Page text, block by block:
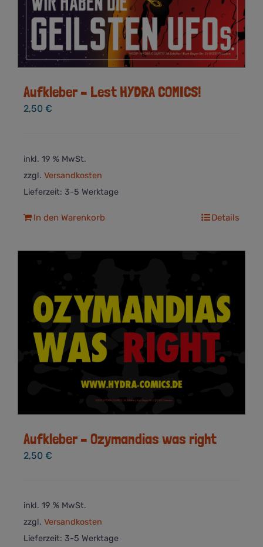
Aufkleber – Lest HYDRA COMICS!
2,50 €
inkl. 19 % MwSt.
zzgl. Versandkosten
Lieferzeit: 3-5 Werktage
In den Warenkorb Details
Aufkleber – Ozymandias was right
2,50 €
inkl. 19 % MwSt.
zzgl. Versandkosten
Lieferzeit: 3-5 Werktage